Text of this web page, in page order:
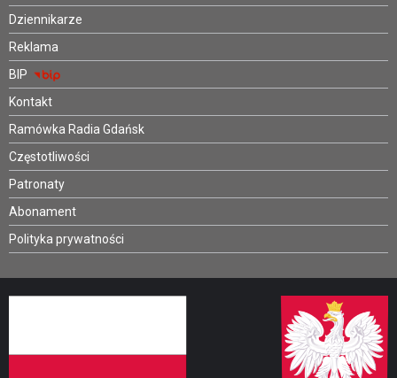
Dziennikarze
Reklama
BIP
Kontakt
Ramówka Radia Gdańsk
Częstotliwości
Patronaty
Abonament
Polityka prywatności